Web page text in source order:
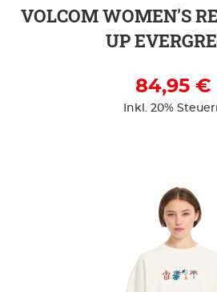
VOLCOM WOMEN'S
UP
84,95 €
Inkl. 20%